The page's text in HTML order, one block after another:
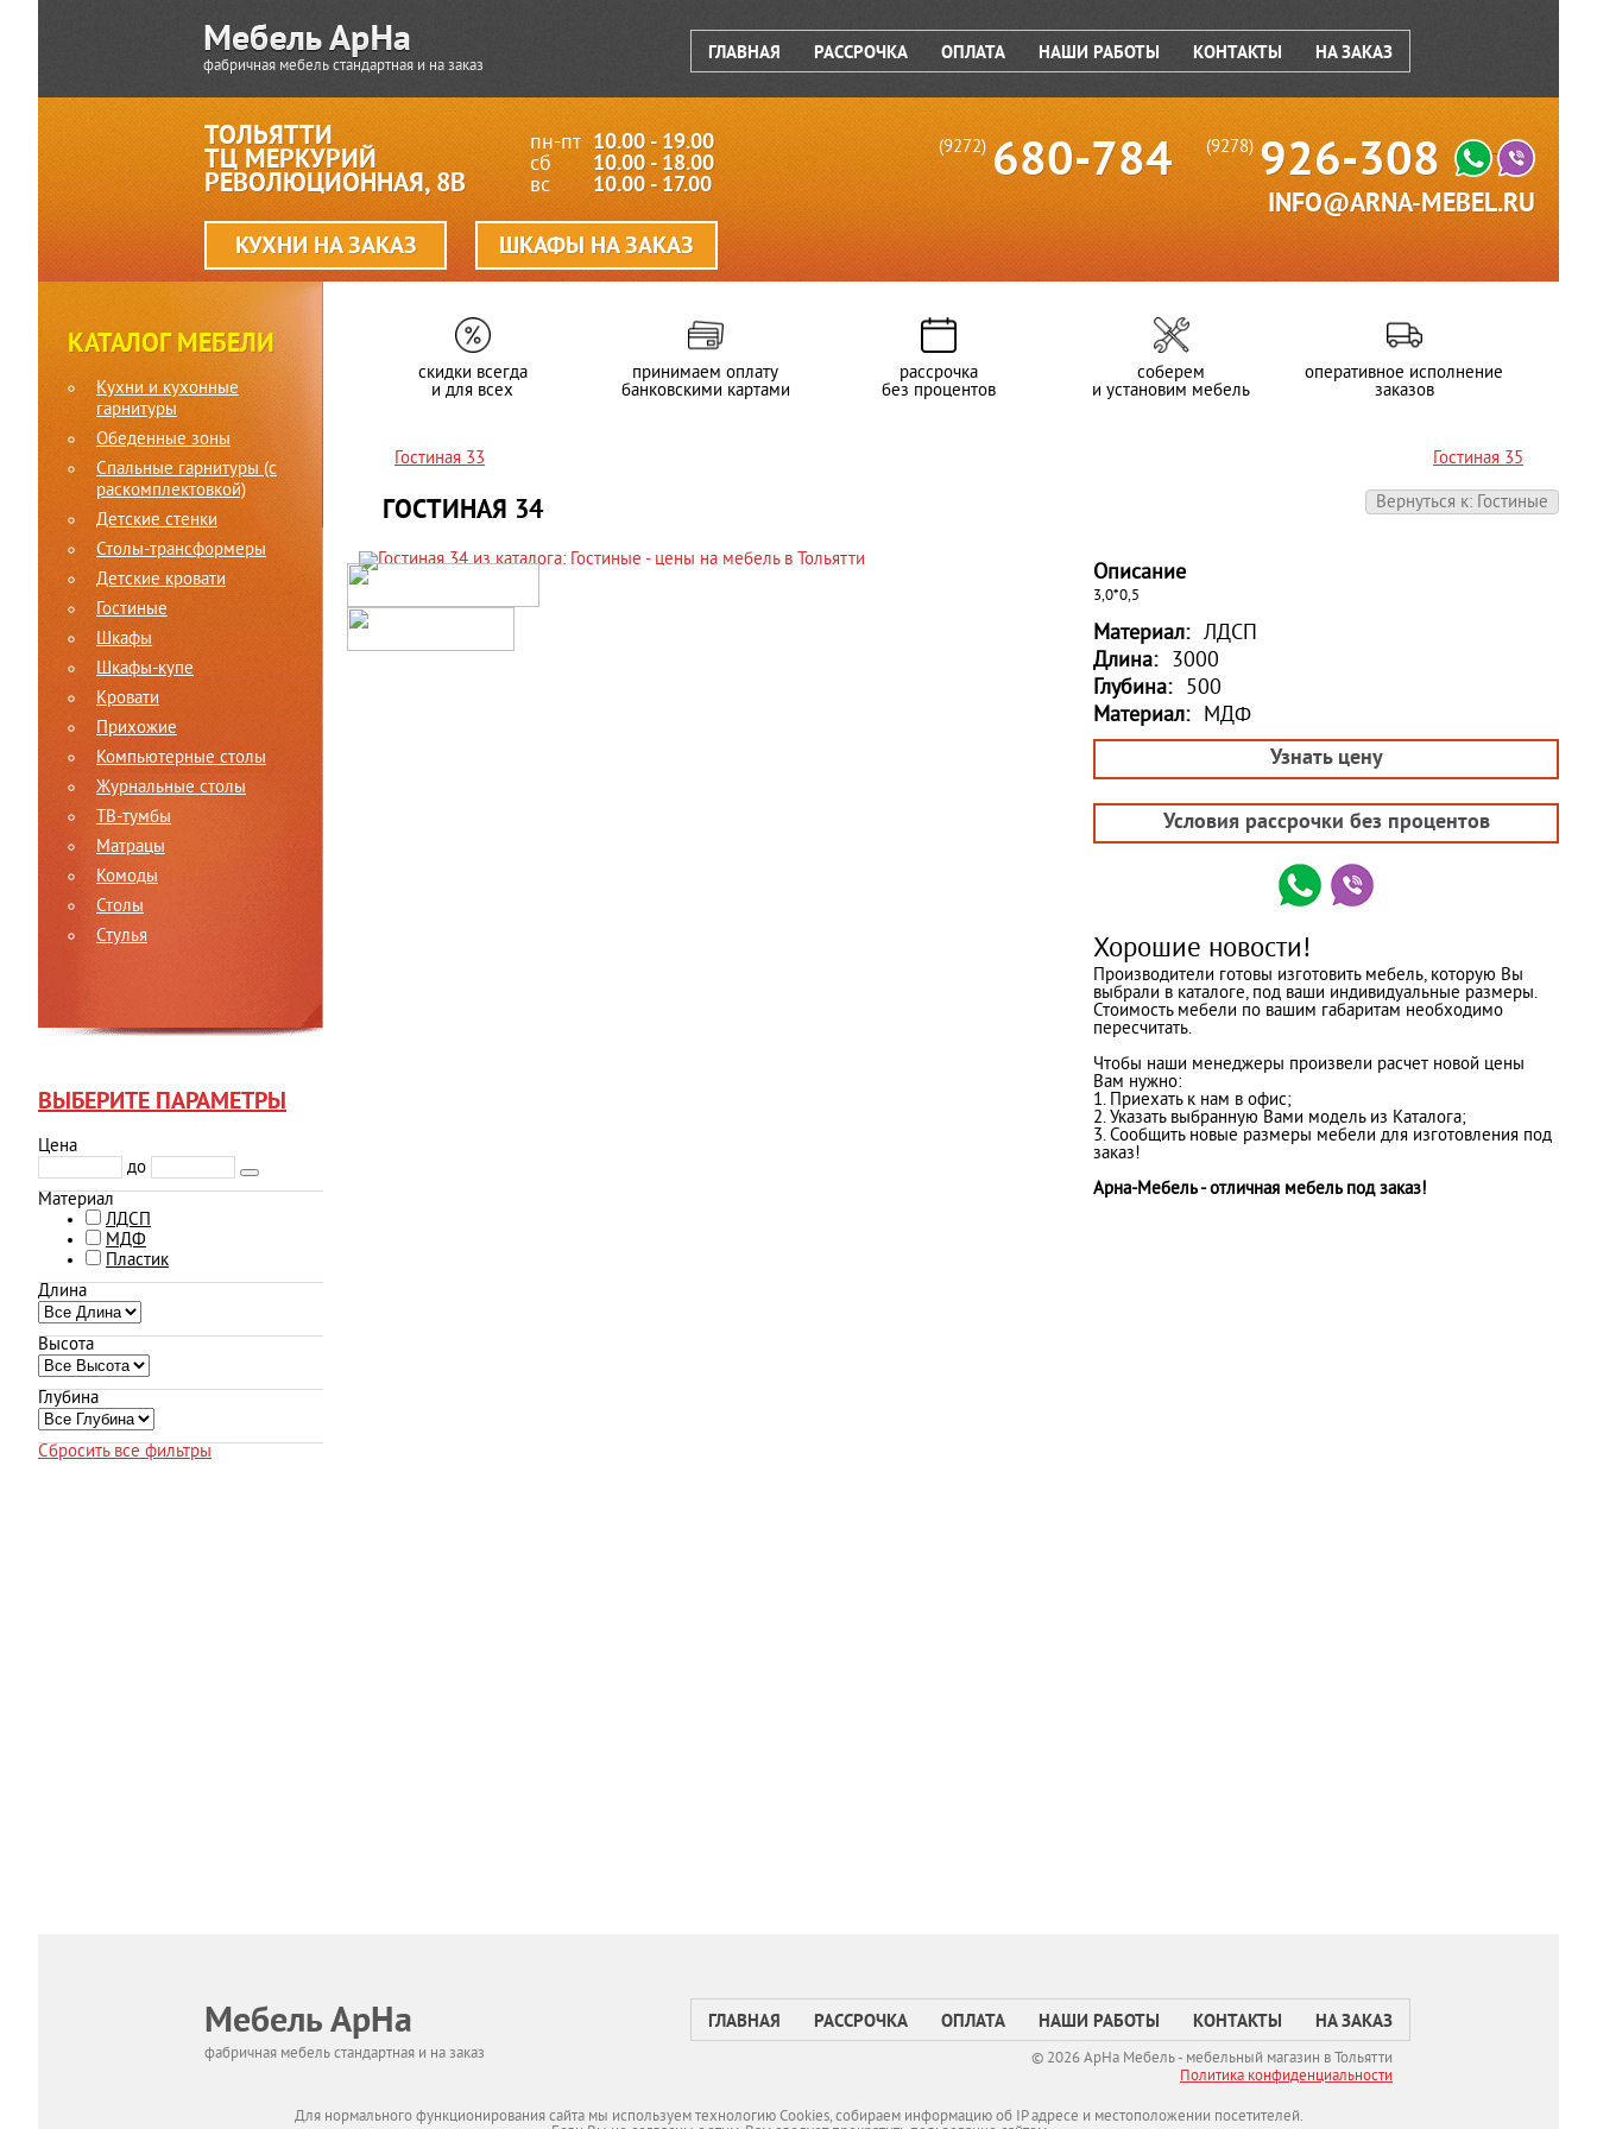
фабричная мебель стандартная и на заказ
ГЛАВНАЯ РАССРОЧКА ОПЛАТА НАШИ РАБОТЫ КОНТАКТЫ НА ЗАКАЗ
(9272) 680-784 (9278) 926-308
INFO@ARNA-MEBEL.RU
ТОЛЬЯТТИ
ТЦ МЕРКУРИЙ
РЕВОЛЮЦИОННАЯ, 8В
пн-пт 10.00 - 19.00
сб 10.00 - 18.00
вс 10.00 - 17.00
КУХНИ НА ЗАКАЗ ШКАФЫ НА ЗАКАЗ
КАТАЛОГ МЕБЕЛИ
Кухни и кухонные
гарнитуры
Обеденные зоны
Спальные гарнитуры (c
раскомплектовкой)
Детские стенки
Столы-трансформеры
Детские кровати
Гостиные
Шкафы
Шкафы-купе
Кровати
Прихожие
Компьютерные столы
Журнальные столы
ТВ-тумбы
Матрацы
Комоды
Столы
Стулья
ВЫБЕРИТЕ ПАРАМЕТРЫ
Цена
до
Материал
ЛДСП
МДФ
Пластик
Длина
Высота
Глубина
Сбросить все фильтры
скидки всегда
и для всех
принимаем оплату
банковскими картами
рассрочка
без процентов
соберем
и установим мебель
оперативное исполнение
заказов
Гостиная 33
Гостиная 35
Вернуться к: Гостиные
ГОСТИНАЯ 34
Описание
3,0*0,5
Материал: ЛДСП
Длина: 3000
Глубина: 500
Материал: МДФ
Узнать цену
Условия рассрочки без процентов
Хорошие новости!
Производители готовы изготовить мебель, которую Вы
выбрали в каталоге, под ваши индивидуальные размеры.
Стоимость мебели по вашим габаритам необходимо
пересчитать.
Чтобы наши менеджеры произвели расчет новой цены
Вам нужно:
1. Приехать к нам в офис;
2. Указать выбранную Вами модель из Каталога;
3. Сообщить новые размеры мебели для изготовления под
заказ!
Арна-Мебель - отличная мебель под заказ!
Мебель АрНа
фабричная мебель стандартная и на заказ
ГЛАВНАЯ РАССРОЧКА ОПЛАТА НАШИ РАБОТЫ КОНТАКТЫ НА ЗАКАЗ
© 2026 АрНа Мебель - мебельный магазин в Тольятти
Политикa конфиденциальности
Для нормального функционирования сайта мы используем технологию Cookies, собираем информацию об IP адресе и местоположении посетителей.